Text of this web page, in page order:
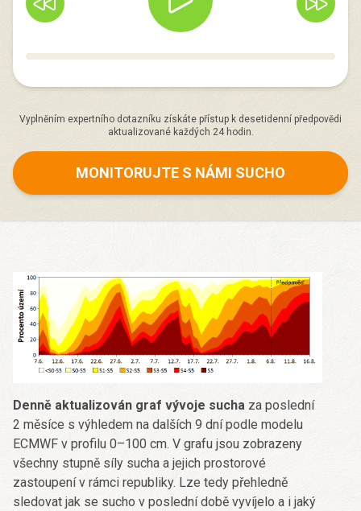
Vyplněním expertního dotazníku získáte přístup k desetidenní předpovědi
aktualizované každých 24 hodin.
MONITORUJTE S NÁMI SUCHO
Denně aktualizován graf vývoje sucha za poslední
2 měsíce s výhledem na dalších 9 dní podle modelu
ECMWF v profilu 0–100 cm. V grafu jsou zobrazeny
všechny stupně síly sucha a jejich prostorové
zastoupení v rámci republiky. Lze tedy přehledně
sledovat jak se sucho v poslední době vyvíjelo a i jaký